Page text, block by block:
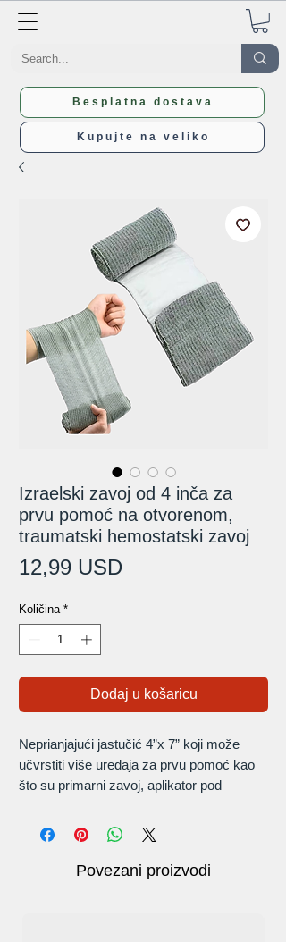
Besplatna dostava
Kupujte na veliko
Izraelski zavoj od 4 inča za
prvu pomoć na otvorenom,
traumatski hemostatski zavoj
12,99 USDCijena
Količina *
Dodaj u košaricu
Neprianjajući jastučić 4”x 7” koji može
učvrstiti više uređaja za prvu pomoć kao
što su primarni zavoj, aplikator pod
sigurno zatvaranje za učvršćivanje zavoja
na mjestu.
Materijal: pamuk.Povezani proizvodi